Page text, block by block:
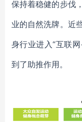
保持着稳健的步伐
业的自然洗牌。近
身行业进入“互联
到了助推作用。